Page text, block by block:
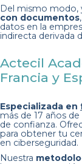
Del mismo modo,
con documentos
datos en la
indirecta derivada
Actecil
Francia y
Especializada en
más de 17 años
de confianza.
para obtener tu
en ciberseguridad.
Nuestra